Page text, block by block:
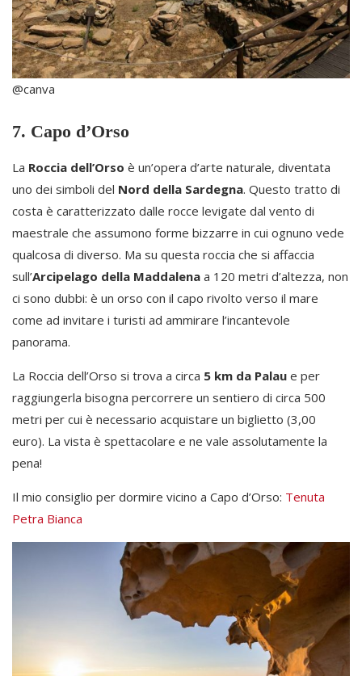
@canva
7. Capo d’Orso
La Roccia dell’Orso è un’opera d’arte naturale, diventata
uno dei simboli del Nord della Sardegna. Questo tratto di
costa è caratterizzato dalle rocce levigate dal vento di
maestrale che assumono forme bizzarre in cui ognuno vede
qualcosa di diverso. Ma su questa roccia che si affaccia
sull’Arcipelago della Maddalena a 120 metri d’altezza, non
ci sono dubbi: è un orso con il capo rivolto verso il mare
come ad invitare i turisti ad ammirare l’incantevole
panorama.
La Roccia dell’Orso si trova a circa 5 km da Palau e per
raggiungerla bisogna percorrere un sentiero di circa 500
metri per cui è necessario acquistare un biglietto (3,00
euro). La vista è spettacolare e ne vale assolutamente la
pena!
Il mio consiglio per dormire vicino a Capo d’Orso: Tenuta
Petra Bianca